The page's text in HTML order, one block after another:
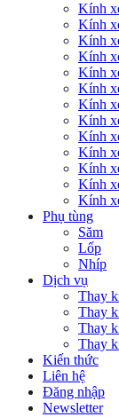
Kính
Kính
Kính
Kính
Kính
Kính
Kính
Kính
Kính
Kính
Kính
Kính
Kính
Phụ tùng
Săm
Lốp
Nhíp
Dịch vụ
Thay
Thay
Thay
Thay
Kiến thức
Liên hệ
Đăng nhập
Newsletter